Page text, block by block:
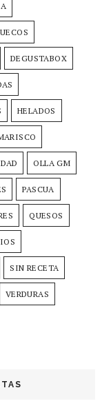
DEGUSTABOX
HELADOS
OLLA GM
PASCUA
QUESOS
SIN RECETA
VERDURAS